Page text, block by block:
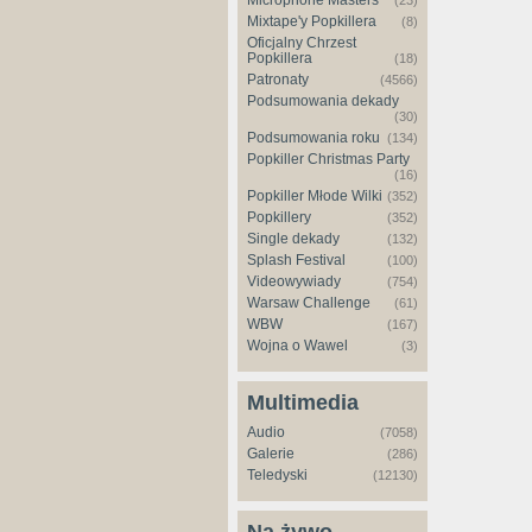
Mixtape'y Popkillera (8)
Oficjalny Chrzest
Popkillera
(18)
Patronaty (4566)
Podsumowania dekady
(30)
Podsumowania roku (134)
Popkiller Christmas Party
(16)
Popkiller Młode Wilki (352)
Popkillery (352)
Single dekady (132)
Splash Festival (100)
Videowywiady (754)
Warsaw Challenge (61)
WBW (167)
Wojna o Wawel (3)
Multimedia
Audio (7058)
Galerie (286)
Teledyski (12130)